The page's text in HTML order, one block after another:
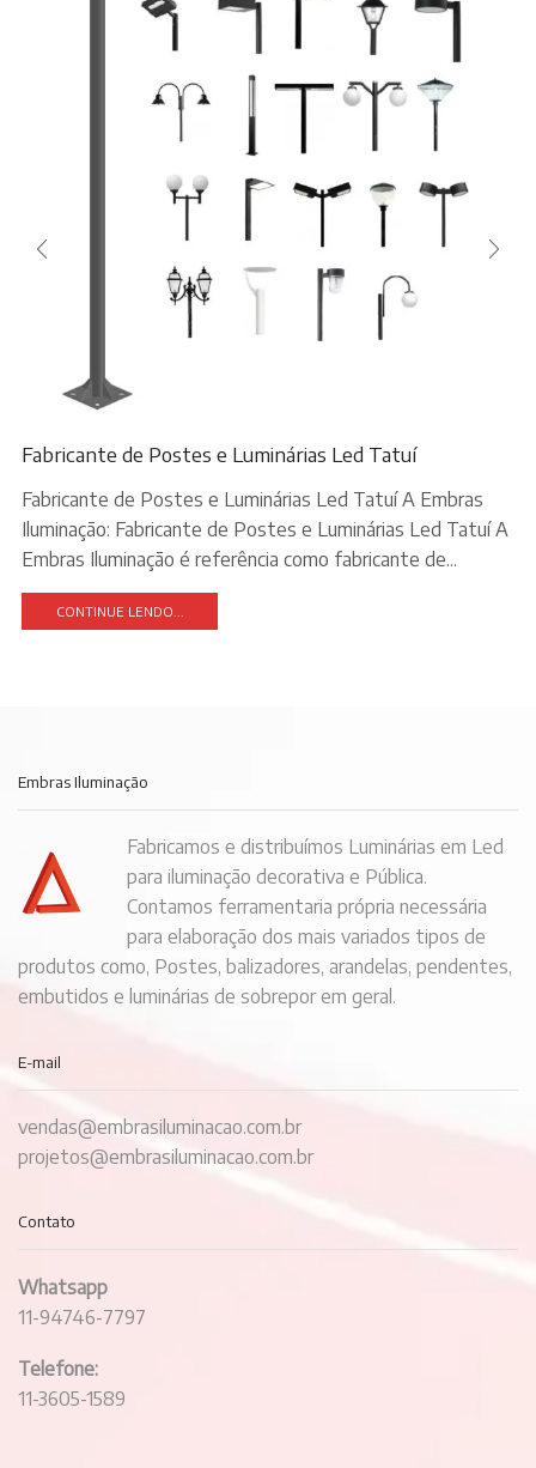
Fabricante de Postes e Luminárias Led Tatuí
Fabricante de Postes e Luminárias Led Tatuí A Embras
Iluminação: Fabricante de Postes e Luminárias Led Tatuí A
Embras Iluminação é referência como fabricante de...
CONTINUE LENDO...
Embras Iluminação
Fabricamos e distribuímos Luminárias em Led
para iluminação decorativa e Pública.
Contamos ferramentaria própria necessária
para elaboração dos mais variados tipos de
produtos como, Postes, balizadores, arandelas, pendentes,
embutidos e luminárias de sobrepor em geral.
E-mail
vendas@embrasiluminacao.com.br
projetos@embrasiluminacao.com.br
Contato
Whatsapp
11-94746-7797
Telefone:
11-3605-1589